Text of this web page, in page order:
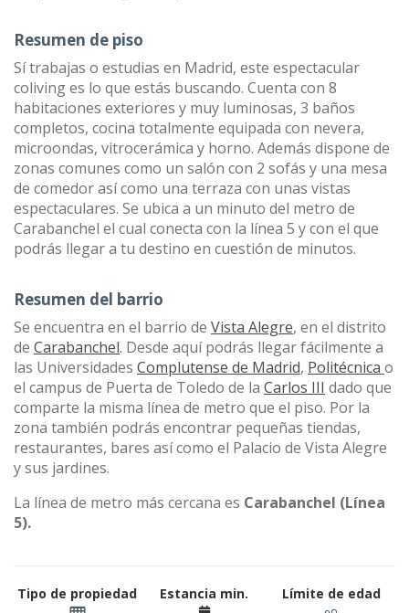
Resumen de piso
Sí trabajas o estudias en Madrid, este espectacular
coliving es lo que estás buscando. Cuenta con 8
habitaciones exteriores y muy luminosas, 3 baños
completos, cocina totalmente equipada con nevera,
microondas, vitrocerámica y horno. Además dispone de
zonas comunes como un salón con 2 sofás y una mesa
de comedor así como una terraza con unas vistas
espectaculares. Se ubica a un minuto del metro de
Carabanchel el cual conecta con la línea 5 y con el que
podrás llegar a tu destino en cuestión de minutos.
Resumen del barrio
Se encuentra en el barrio de Vista Alegre, en el distrito
de Carabanchel. Desde aquí podrás llegar fácilmente a
las Universidades Complutense de Madrid, Politécnica o
el campus de Puerta de Toledo de la Carlos III dado que
comparte la misma línea de metro que el piso. Por la
zona también podrás encontrar pequeñas tiendas,
restaurantes, bares así como el Palacio de Vista Alegre
y sus jardines.
La línea de metro más cercana es Carabanchel (Línea
5).
Tipo de propiedad Estancia min. Límite de edad